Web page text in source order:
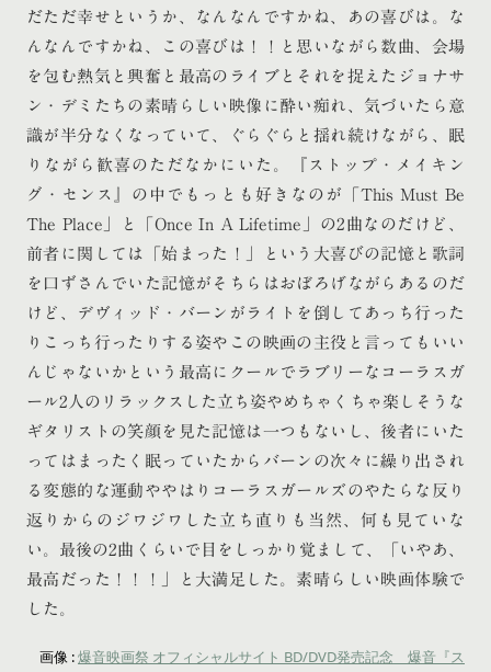
だただ幸せというか、なんなんですかね、あの喜びは。な
んなんですかね、この喜びは！！と思いながら数曲、会場
を包む熱気と興奮と最高のライブとそれを捉えたジョナサ
ン・デミたちの素晴らしい映像に酔い痴れ、気づいたら意
識が半分なくなっていて、ぐらぐらと揺れ続けながら、眠
りながら歓喜のただなかにいた。『ストップ・メイキン
グ・センス』の中でもっとも好きなのが「This Must Be
The Place」と「Once In A Lifetime」の2曲なのだけど、
前者に関しては「始まった！」という大喜びの記憶と歌詞
を口ずさんでいた記憶がそちらはおぼろげながらあるのだ
けど、デヴィッド・バーンがライトを倒してあっち行った
りこっち行ったりする姿やこの映画の主役と言ってもいい
んじゃないかという最高にクールでラブリーなコーラスガ
ール2人のリラックスした立ち姿やめちゃくちゃ楽しそうな
ギタリストの笑顔を見た記憶は一つもないし、後者にいた
ってはまったく眠っていたからバーンの次々に繰り出され
る変態的な運動ややはりコーラスガールズのやたらな反り
返りからのジワジワした立ち直りも当然、何も見ていな
い。最後の2曲くらいで目をしっかり覚まして、「いやあ、
最高だった！！！」と大満足した。素晴らしい映画体験で
した。
画像 :爆音映画祭 オフィシャルサイト BD/DVD発売記念 爆音『ス